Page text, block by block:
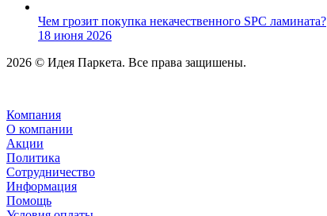
Чем грозит покупка некачественного SPC ламината?
18 июня 2026
2026 © Идея Паркета. Все права защишены.
Компания
О компании
Акции
Политика
Сотрудничество
Информация
Помощь